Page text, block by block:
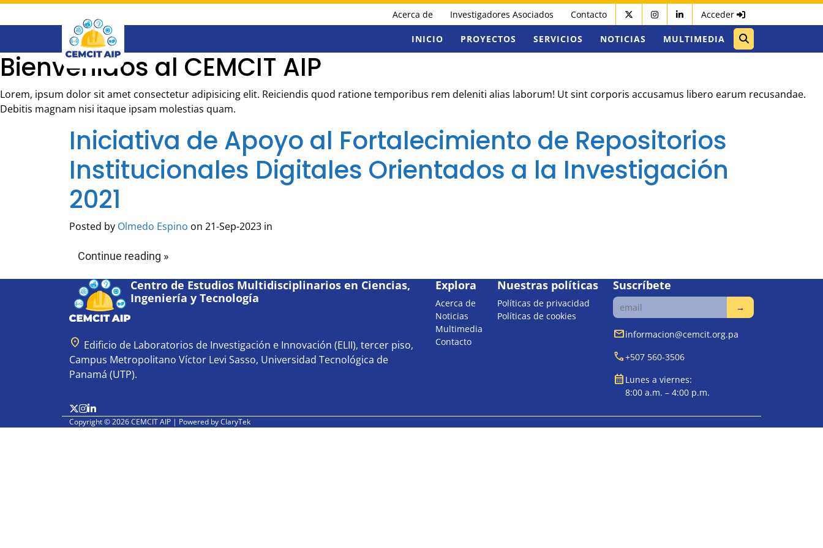
Saltar
principal
Acerca de Investigadores Asociados Contacto Acceder
INICIO PROYECTOS SERVICIOS NOTICIAS MULTIMEDIA
Bienvenidos al CEMCIT AIP
Lorem, ipsum dolor sit amet consectetur adipisicing elit. Reiciendis quod ratione temporibus rem deleniti alias laborum! Ut sint corporis accusamus libero earum recusandae.
Debitis magnam nisi itaque ipsam molestias quam.
Iniciativa de Apoyo al Fortalecimiento de Repositorios
Institucionales Digitales Orientados a la Investigación
2021
Posted by Olmedo Espino on 21-Sep-2023 in
Continue reading »
Centro de Estudios Multidisciplinarios en Ciencias,
Ingeniería y Tecnología
location_on Edificio de Laboratorios de Investigación e Innovación (ELII), tercer piso,
Campus Metropolitano Víctor Levi Sasso, Universidad Tecnológica de
Panamá (UTP).
Explora
Acerca de
Noticias
Multimedia
Contacto
Nuestras políticas
Políticas de privacidad
Políticas de cookies
Suscríbete
mailinformacion@cemcit.org.pa
call+507 560-3506
calendar_month Lunes a viernes:
8:00 a.m. – 4:00 p.m.
Copyright © 2026 CEMCIT AIP | Powered byClaryTek